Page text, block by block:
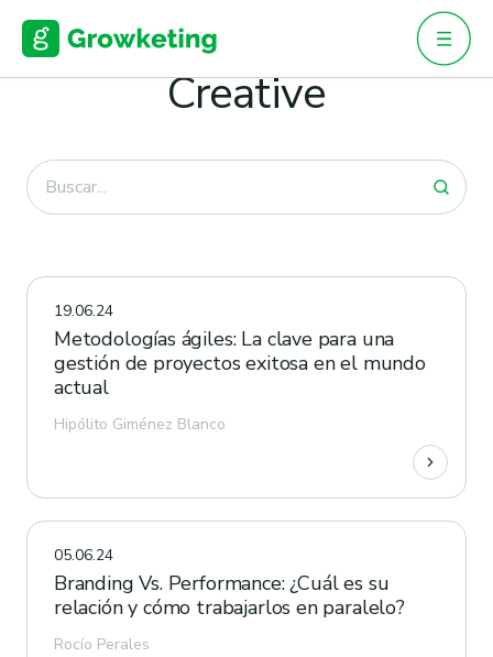
content
BLOG · CREATIVE
Creative
19.06.24
Metodologías ágiles: La clave para una
gestión de proyectos exitosa en el mundo
actual
Hipólito Giménez Blanco
05.06.24
Branding Vs. Performance: ¿Cuál es su
relación y cómo trabajarlos en paralelo?
Rocío Perales